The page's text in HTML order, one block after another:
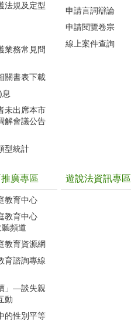
法規及定型
業務常見問
關書表下載
未出席本市
解會議公告
型統計
申請言詞辯論
申請閱覽卷宗
線上案件查詢
廣專區
教育中心
教育中心
頻道
教育資源網
育諮詢專線
」―談失親
動
的性別平等
遊說法資訊專區